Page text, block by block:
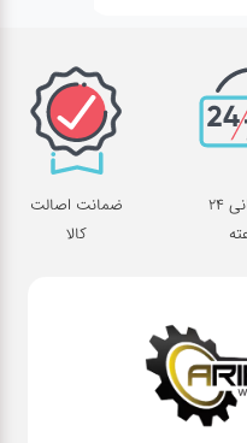
پشتیبانی 24
ضمانت اصالت
کالا